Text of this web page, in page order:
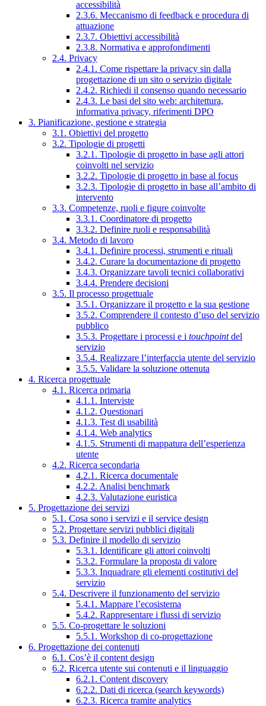
accessibilità
2.3.6. Meccanismo di feedback e procedura di
attuazione
2.3.7. Obiettivi accessibilità
2.3.8. Normativa e approfondimenti
2.4. Privacy
2.4.1. Come rispettare la privacy sin dalla
progettazione di un sito o servizio digitale
2.4.2. Richiedi il consenso quando necessario
2.4.3. Le basi del sito web: architettura,
informativa privacy, riferimenti DPO
3. Pianificazione, gestione e strategia
3.1. Obiettivi del progetto
3.2. Tipologie di progetti
3.2.1. Tipologie di progetto in base agli attori
coinvolti nel servizio
3.2.2. Tipologie di progetto in base al focus
3.2.3. Tipologie di progetto in base all’ambito di
intervento
3.3. Competenze, ruoli e figure coinvolte
3.3.1. Coordinatore di progetto
3.3.2. Definire ruoli e responsabilità
3.4. Metodo di lavoro
3.4.1. Definire processi, strumenti e rituali
3.4.2. Curare la documentazione di progetto
3.4.3. Organizzare tavoli tecnici collaborativi
3.4.4. Prendere decisioni
3.5. Il processo progettuale
3.5.1. Organizzare il progetto e la sua gestione
3.5.2. Comprendere il contesto d’uso del servizio
pubblico
3.5.3. Progettare i processi e i touchpointdel
servizio
3.5.4. Realizzare l’interfaccia utente del servizio
3.5.5. Validare la soluzione ottenuta
4. Ricerca progettuale
4.1. Ricerca primaria
4.1.1. Interviste
4.1.2. Questionari
4.1.3. Test di usabilità
4.1.4. Web analytics
4.1.5. Strumenti di mappatura dell’esperienza
utente
4.2. Ricerca secondaria
4.2.1. Ricerca documentale
4.2.2. Analisi benchmark
4.2.3. Valutazione euristica
5. Progettazione dei servizi
5.1. Cosa sono i servizi e il service design
5.2. Progettare servizi pubblici digitali
5.3. Definire il modello di servizio
5.3.1. Identificare gli attori coinvolti
5.3.2. Formulare la proposta di valore
5.3.3. Inquadrare gli elementi costitutivi del
servizio
5.4. Descrivere il funzionamento del servizio
5.4.1. Mappare l’ecosistema
5.4.2. Rappresentare i flussi di servizio
5.5. Co-progettare le soluzioni
5.5.1. Workshop di co-progettazione
6. Progettazione dei contenuti
6.1. Cos’è il content design
6.2. Ricerca utente sui contenuti e il linguaggio
6.2.1. Content discovery
6.2.2. Dati di ricerca (search keywords)
6.2.3. Ricerca tramite analytics